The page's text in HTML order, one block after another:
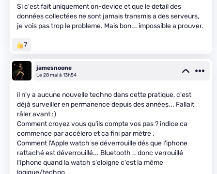
Si c'est fait uniquement on-device et que le detail des
données collectées ne sont jamais transmis a des serveurs,
je vois pas trop le probleme. Mais bon... impossible a prouver.
7
jamesnoone
Le 28 mai à 13h54
il n'y a aucune nouvelle techno dans cette pratique, c'est
déjà surveiller en permanence depuis des années... Fallait
râler avant :)
Comment croyez vous qu'ils compte vos pas ? indice ca
commence par accélero et ca fini par mètre .
Comment l'Apple watch se déverrouille dés que l'iphone
rattaché est déverrouillé... Bluetooth .. donc verrouillé
l'Iphone quand la watch s'eloigne c'est la même